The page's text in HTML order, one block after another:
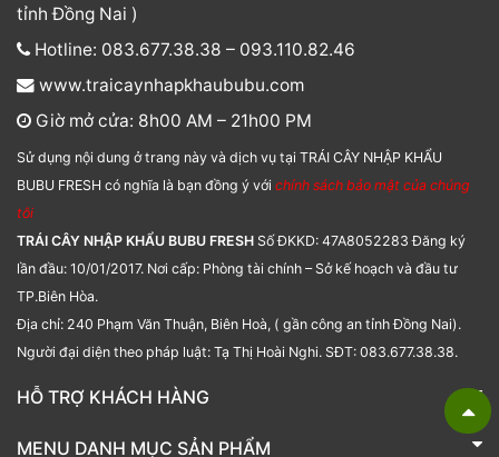
tỉnh Đồng Nai )
Hotline: 083.677.38.38 – 093.110.82.46
www.traicaynhapkhaububu.com
Giờ mở cửa: 8h00 AM – 21h00 PM
Sử dụng nội dung ở trang này và dịch vụ tại TRÁI CÂY NHẬP KHẨU
BUBU FRESH có nghĩa là bạn đồng ý với chính sách bảo mật của chúng
tôi
TRÁI CÂY NHẬP KHẨU BUBU FRESH Số ĐKKD: 47A8052283 Đăng ký
lần đầu: 10/01/2017. Nơi cấp: Phòng tài chính – Sở kế hoạch và đầu tư
TP.Biên Hòa.
Địa chỉ: 240 Phạm Văn Thuận, Biên Hoà, ( gần công an tỉnh Đồng Nai).
Người đại diện theo pháp luật: Tạ Thị Hoài Nghi. SĐT: 083.677.38.38.
HỖ TRỢ KHÁCH HÀNG
TRÁI CÂY NHẬP KHẨU BUBU FRESH
MENU DANH MỤC SẢN PHẨM